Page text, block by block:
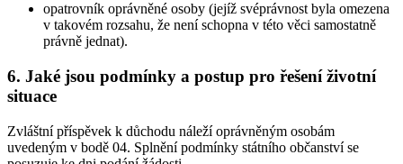
opatrovník oprávněné osoby (jejíž svéprávnost byla omezena
v takovém rozsahu, že není schopna v této věci samostatně
právně jednat).
6. Jaké jsou podmínky a postup pro řešení životní
situace
Zvláštní příspěvek k důchodu náleží oprávněným osobám
uvedeným v bodě 04. Splnění podmínky státního občanství se